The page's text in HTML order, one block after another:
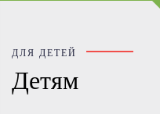
видео
ДЛЯ ДЕТЕЙ
Детям